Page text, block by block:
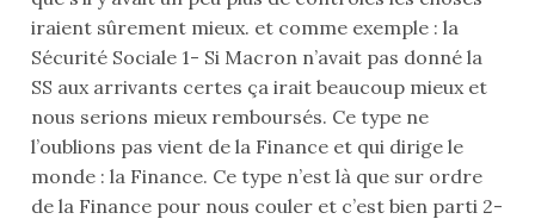
iraient sûrement mieux. et comme exemple : la
Sécurité Sociale 1- Si Macron n’avait pas donné la
SS aux arrivants certes ça irait beaucoup mieux et
nous serions mieux remboursés. Ce type ne
l’oublions pas vient de la Finance et qui dirige le
monde : la Finance. Ce type n’est là que sur ordre
de la Finance pour nous couler et c’est bien parti 2-